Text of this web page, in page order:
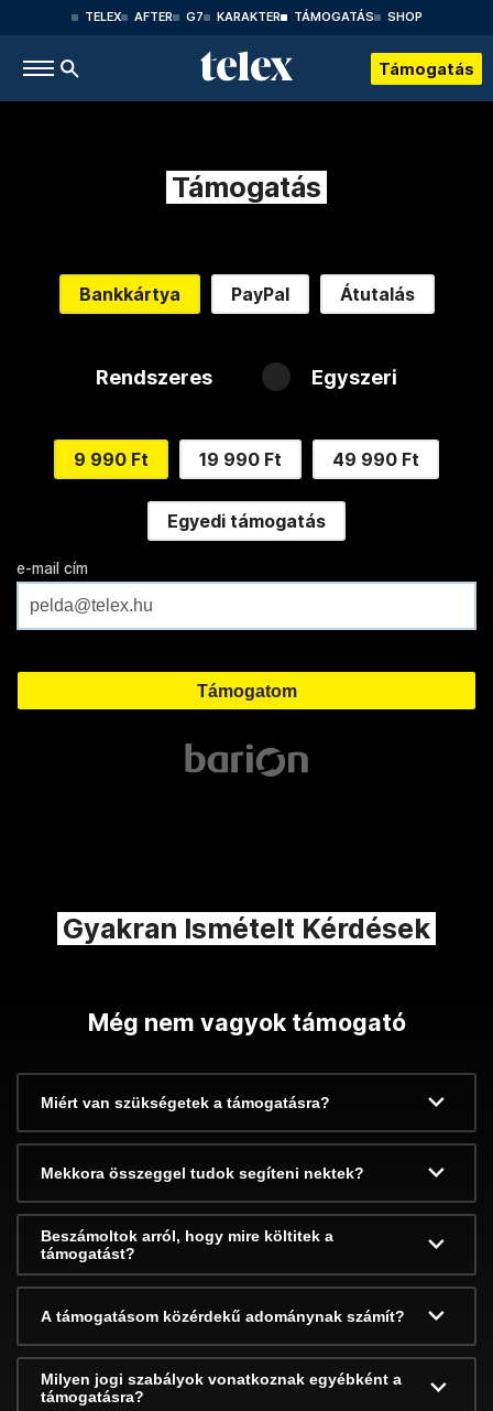
TELEX AFTER G7 KARAKTER TÁMOGATÁS SHOP
Támogatás
Támogatás
Bankkártya PayPal Átutalás
Rendszeres Egyszeri
9 990 Ft 19 990 Ft 49 990 Ft
Egyedi támogatás
e-mail cím
Gyakran Ismételt Kérdések
Még nem vagyok támogató
Miért van szükségetek a támogatásra?
Mekkora összeggel tudok segíteni nektek?
Beszámoltok arról, hogy mire költitek a
támogatást?
A támogatásom közérdekű adománynak számít?
Milyen jogi szabályok vonatkoznak egyébként a
támogatásra?